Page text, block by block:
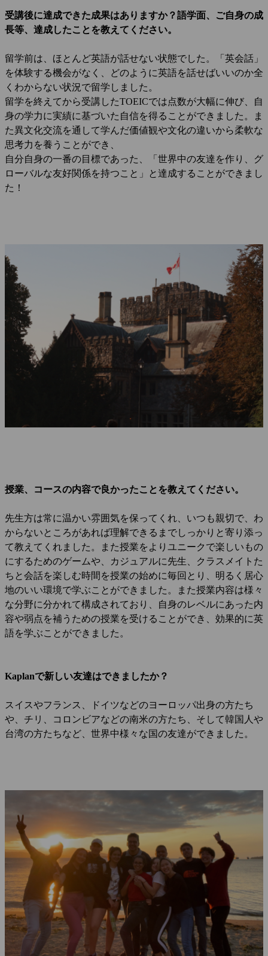
受講後に達成できた成果はありますか？語学面、ご自身の成
長等、達成したことを教えてください。
留学前は、ほとんど英語が話せない状態でした。「英会話」
を体験する機会がなく、どのように英語を話せばいいのか全
くわからない状況で留学しました。
留学を終えてから受講したTOEICでは点数が大幅に伸び、自
身の学力に実績に基づいた自信を得ることができました。ま
た異文化交流を通して学んだ価値観や文化の違いから柔軟な
思考力を養うことができ、
自分自身の一番の目標であった、「世界中の友達を作り、グ
ローバルな友好関係を持つこと」と達成することができまし
た！
授業、コースの内容で良かったことを教えてください。
先生方は常に温かい雰囲気を保ってくれ、いつも親切で、わ
からないところがあれば理解できるまでしっかりと寄り添っ
て教えてくれました。また授業をよりユニークで楽しいもの
にするためのゲームや、カジュアルに先生、クラスメイトた
ちと会話を楽しむ時間を授業の始めに毎回とり、明るく居心
地のいい環境で学ぶことができました。また授業内容は様々
な分野に分かれて構成されており、自身のレベルにあった内
容や弱点を補うための授業を受けることができ、効果的に英
語を学ぶことができました。
Kaplanで新しい友達はできましたか？
スイスやフランス、ドイツなどのヨーロッパ出身の方たち
や、チリ、コロンビアなどの南米の方たち、そして韓国人や
台湾の方たちなど、世界中様々な国の友達ができました。